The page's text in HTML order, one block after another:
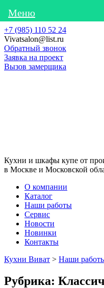
Skip
to
content
+7 (985) 110 52 24
Vivatsalon@list.ru
Обратный звонок
Заявка на проект
Вызов замерщика
Кухни и шкафы купе от
в Москве и Московской
О компании
Каталог
Наши работы
Сервис
Новости
Новинки
Контакты
Кухни Виват > Наши
Рубрика:
Меню